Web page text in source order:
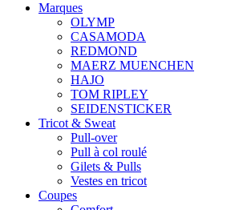
Marques
OLYMP
CASAMODA
REDMOND
MAERZ MUENCHEN
HAJO
TOM RIPLEY
SEIDENSTICKER
Tricot & Sweat
Pull-over
Pull à col roulé
Gilets & Pulls
Vestes en tricot
Coupes